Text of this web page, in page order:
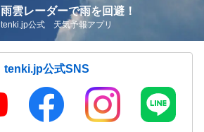
雨雲レーダーで雨を回避！
tenki.jp公式 天気予報アプリ
tenki.jp公式SNS